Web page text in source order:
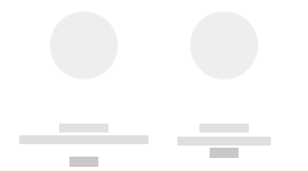
------------
----------- ----------- --------
------------
----------- -----------